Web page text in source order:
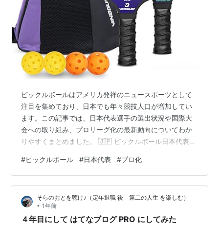
ピックルボールはアメリカ発祥のニュースポーツとして
注目を集めており、日本でも年々競技人口が増加してい
ます。この記事では、日本代表選手の選出状況や国際大
会への取り組み、プロリーグ化の最新動向についてわか
りやすくまとめました。 🇯🇵 ピックルボール日本代表と
人ピックルボール日本連盟（PJF）**によって編成・育成
されています。PJFは競技の普及だけでなく、国際大会出
場やプロ化を視野に入れた本格的な強化活動を展開して
います。 🏆 2025年アジア・ジュニア大会代表メンバー
2025年7月に開催される「Asia Pickleball Junior …
#ピックルボール #日本代表 #プロ化
そらのおとを聴け♪（定年退職 後 第二の人生 を楽しむ）
• 1年前
４年目にして はてなブログ PRO にしてみた